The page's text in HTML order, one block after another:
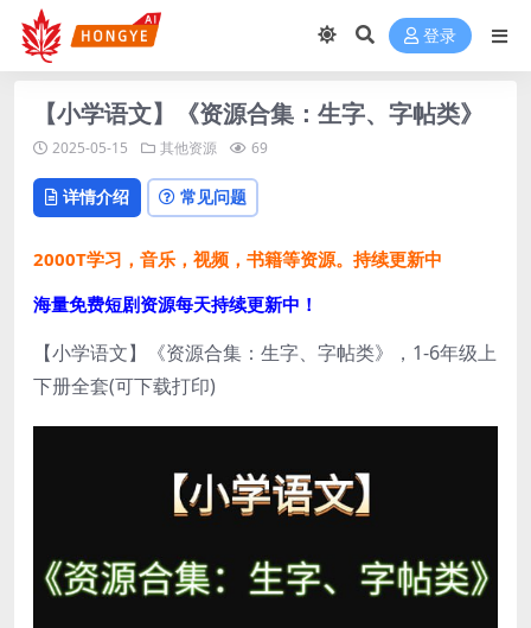
登录
【小学语文】《资源合集：生字、字帖类》
2025-05-15 其他资源 69
详情介绍 常见问题
2000T学习，音乐，视频，书籍等资源。持续更新中
海量免费短剧资源每天持续更新中！
【小学语文】《资源合集：生字、字帖类》，1-6年级上
下册全套(可下载打印)